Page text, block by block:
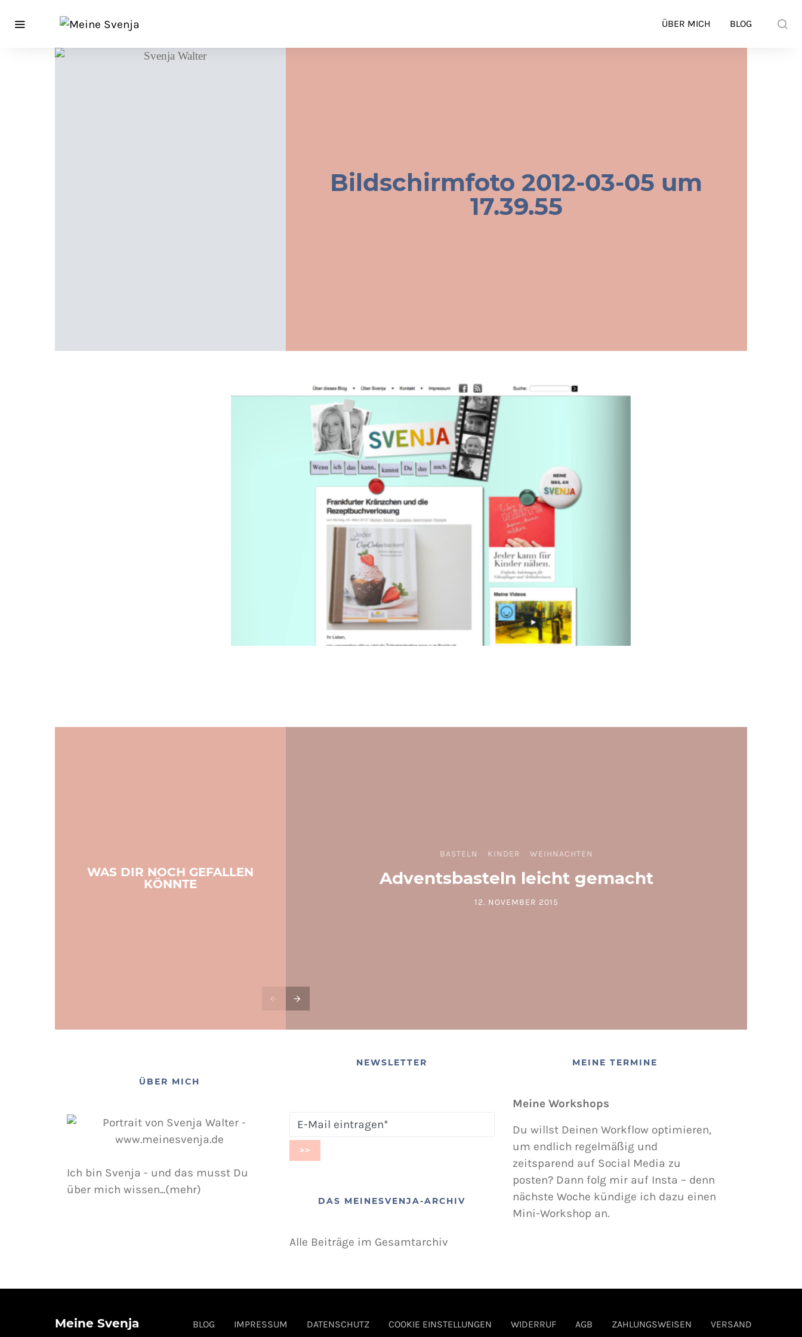
ÜBER MICH BLOG
Bildschirmfoto 2012-03-05 um
17.39.55
WAS DIR NOCH GEFALLEN
KÖNNTE
BASTELN KINDER WEIHNACHTEN
Adventsbasteln leicht gemacht
POSTED ON
12. NOVEMBER 2015
ÜBER MICH
Ich bin Svenja - und das musst Du
über mich wissen...(mehr)
NEWSLETTER
DAS MEINESVENJA-ARCHIV
Alle Beiträge im Gesamtarchiv
MEINE TERMINE
Meine Workshops
Du willst Deinen Workflow optimieren,
um endlich regelmäßig und
zeitsparend auf Social Media zu
posten? Dann folg mir auf Insta – denn
nächste Woche kündige ich dazu einen
Mini-Workshop an.
Meine Svenja BLOG IMPRESSUM DATENSCHUTZ COOKIE EINSTELLUNGEN WIDERRUF AGB ZAHLUNGSWEISEN VERSAND